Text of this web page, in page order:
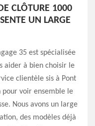
CLÔTURE 1000
UN LARGE
35 est spécialisée
aider à bien choisir le
clientèle sis à Pont
pour voir ensemble le
Nous avons un large
des modèles déjà